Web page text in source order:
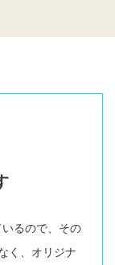
るので、その
く、オリジナ